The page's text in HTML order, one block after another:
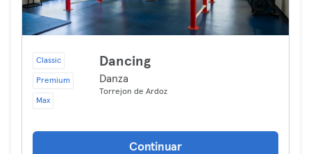
Classic
Premium
Max
Dancing
Danza
Torrejon de Ardoz
Continuar